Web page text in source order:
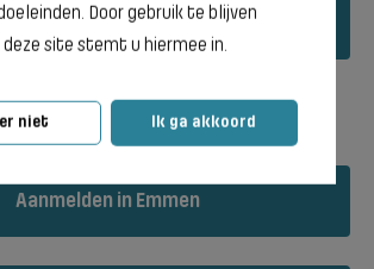
Door gebruik te blijven
deze site stemt u hiermee in.
niet Ik ga akkoord
Aanmelden in Meppel
& leren)
Aanmelden in Emmen